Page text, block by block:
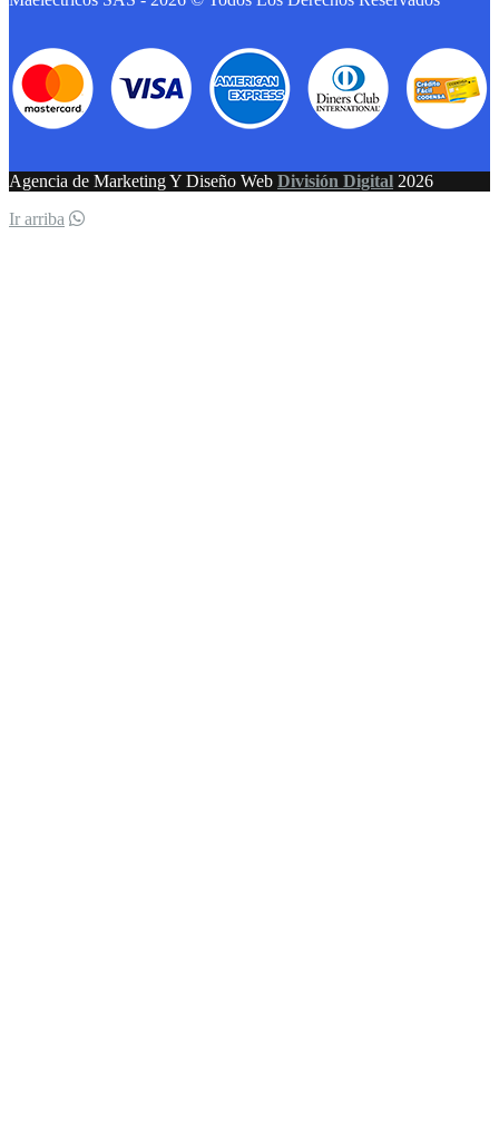
Agencia de Marketing Y Diseño Web División Digital 2026
Ir arriba